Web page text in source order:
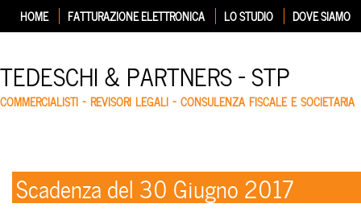
HOME FATTURAZIONE ELETTRONICA LO STUDIO DOVE SIAMO
TEDESCHI & PARTNERS – STP
COMMERCIALISTI – REVISORI LEGALI – CONSULENZA FISCALE E SOCIETARIA
Scadenza del 30 Giugno 2017